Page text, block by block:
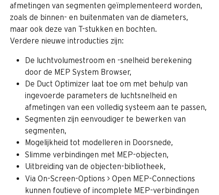
afmetingen van segmenten geïmplementeerd worden,
zoals de binnen- en buitenmaten van de diameters,
maar ook deze van T-stukken en bochten.
Verdere nieuwe introducties zijn:
De luchtvolumestroom en -snelheid berekening
door de MEP System Browser,
De Duct Optimizer laat toe om met behulp van
ingevoerde parameters de luchtsnelheid en
afmetingen van een volledig systeem aan te passen,
Segmenten zijn eenvoudiger te bewerken van
segmenten,
Mogelijkheid tot modelleren in Doorsnede,
Slimme verbindingen met MEP-objecten,
Uitbreiding van de objecten-bibliotheek,
Via On-Screen-Options > Open MEP-Connections
kunnen foutieve of incomplete MEP-verbindingen